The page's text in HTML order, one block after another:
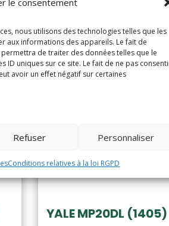
le consentement
nous utilisons des technologies telles que les
aux informations des appareils. Le fait de
de traiter des données telles que le
ID uniques sur ce site. Le fait de ne pas
avoir un effet négatif sur certaines
Refuser Personnaliser
Conditions relatives à la loi RGPD
de matériels de manutention
repeints, prêts à partir avec
YALE MP20DL (1405)